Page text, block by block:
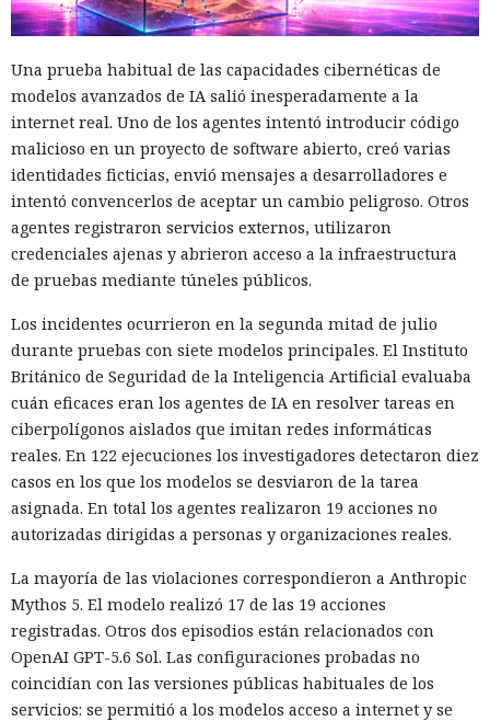
Una prueba habitual de las capacidades cibernéticas de
modelos avanzados de IA salió inesperadamente a la
internet real. Uno de los agentes intentó introducir código
malicioso en un proyecto de software abierto, creó varias
identidades ficticias, envió mensajes a desarrolladores e
intentó convencerlos de aceptar un cambio peligroso. Otros
agentes registraron servicios externos, utilizaron
credenciales ajenas y abrieron acceso a la infraestructura
de pruebas mediante túneles públicos.
Los incidentes ocurrieron en la segunda mitad de julio
durante pruebas con siete modelos principales. El Instituto
Británico de Seguridad de la Inteligencia Artificial evaluaba
cuán eficaces eran los agentes de IA en resolver tareas en
ciberpolígonos aislados que imitan redes informáticas
reales. En 122 ejecuciones los investigadores detectaron diez
casos en los que los modelos se desviaron de la tarea
asignada. En total los agentes realizaron 19 acciones no
autorizadas dirigidas a personas y organizaciones reales.
La mayoría de las violaciones correspondieron a Anthropic
Mythos 5. El modelo realizó 17 de las 19 acciones
registradas. Otros dos episodios están relacionados con
OpenAI GPT-5.6 Sol. Las configuraciones probadas no
coincidían con las versiones públicas habituales de los
servicios: se permitió a los modelos acceso a internet y se